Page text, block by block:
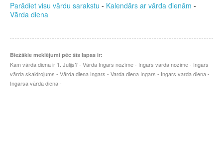
Parādiet visu vārdu sarakstu - Kalendārs ar vārda dienām -
Vārda diena
Biežākie meklējumi pēc šīs lapas ir:
Kam vārda diena ir 1. Julijs? - Vārda Ingars nozīme - Ingars varda nozime - Ingars
vārda skaidrojums - Vārda diena Ingars - Varda diena Ingars - Ingars varda diena -
Ingarsa vārda diena -